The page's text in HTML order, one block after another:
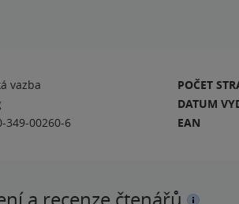
vazba
349-00260-6
POČET
DATUM
EAN